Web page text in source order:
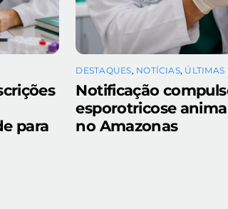
para
DESTAQUES, NOTÍCIAS, ÚLTIMAS
Notificação
esporotricose
no Amazonas